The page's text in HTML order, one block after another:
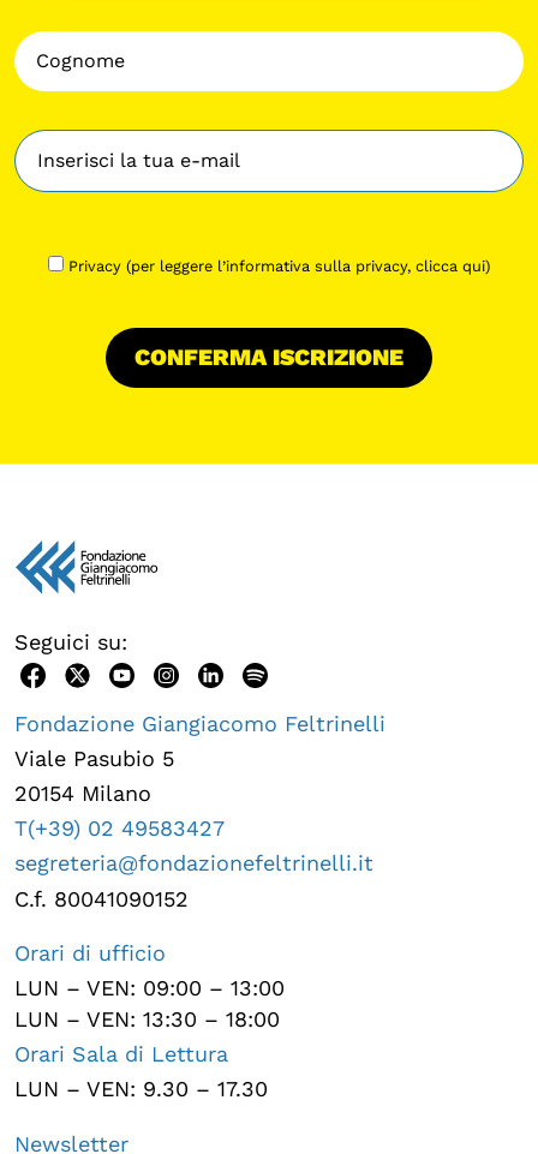
Privacy (per leggere l’informativa sulla privacy, clicca qui)
Seguici su:
Fondazione Giangiacomo Feltrinelli
Viale Pasubio 5
20154 Milano
T(+39) 02 49583427
segreteria@fondazionefeltrinelli.it
C.f. 80041090152
Orari di ufficio
LUN – VEN: 09:00 – 13:00
LUN – VEN: 13:30 – 18:00
Orari Sala di Lettura
LUN – VEN: 9.30 – 17.30
Newsletter